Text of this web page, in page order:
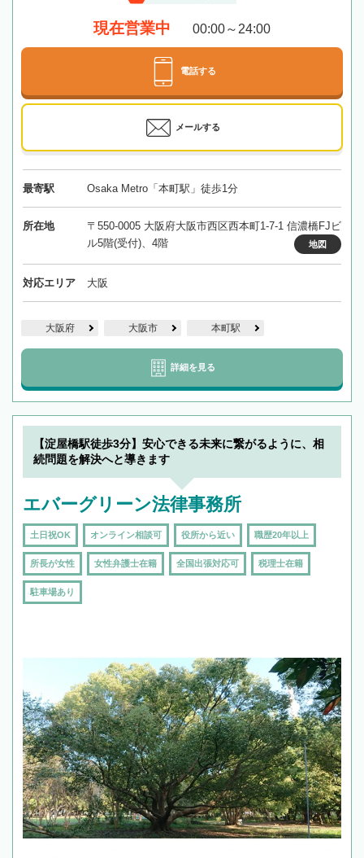
現在営業中 00:00～24:00
電話する
メールする
最寄駅 Osaka Metro「本町駅」徒歩1分
所在地
〒550-0005 大阪府大阪市西区西本町1-7-1 信濃橋FJビ
ル5階(受付)、4階
地図
対応エリア 大阪
大阪府 大阪市 本町駅
詳細を見る
【淀屋橋駅徒歩3分】安心できる未来に繋がるように、相
続問題を解決へと導きます
エバーグリーン法律事務所
土日祝OK オンライン相談可 役所から近い 職歴20年以上
所長が女性 女性弁護士在籍 全国出張対応可 税理士在籍
駐車場あり